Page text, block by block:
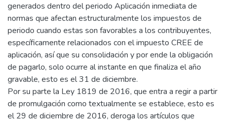
generados dentro del periodo Aplicación inmediata de
normas que afectan estructuralmente los impuestos de
periodo cuando estas son favorables a los contribuyentes,
específicamente relacionados con el impuesto CREE de
aplicación, así que su consolidación y por ende la obligación
de pagarlo, solo ocurre al instante en que finaliza el año
gravable, esto es el 31 de diciembre.
Por su parte la Ley 1819 de 2016, que entra a regir a partir
de promulgación como textualmente se establece, esto es
el 29 de diciembre de 2016, deroga los artículos que